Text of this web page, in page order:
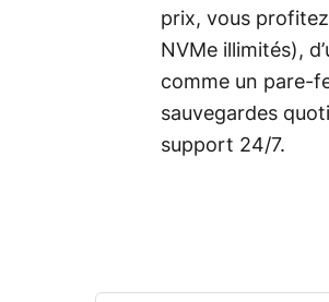
prix, vous profitez
NVMe illimités),
comme un pare-
sauvegardes
support 24/7.